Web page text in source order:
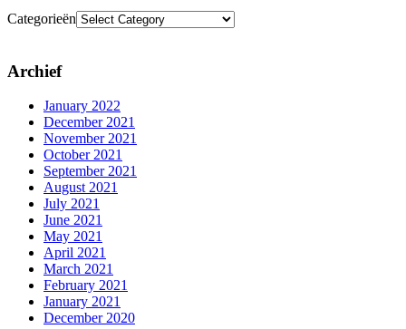
Categorieën
Archief
January 2022
December 2021
November 2021
October 2021
September 2021
August 2021
July 2021
June 2021
May 2021
April 2021
March 2021
February 2021
January 2021
December 2020